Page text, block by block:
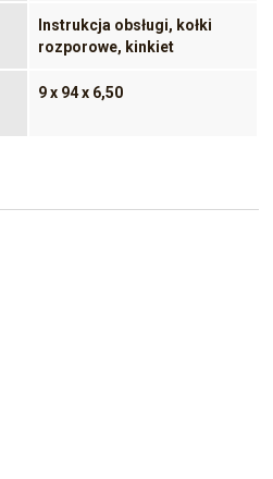
Instrukcja obsługi, kołki
rozporowe, kinkiet
9 x 94 x 6,50